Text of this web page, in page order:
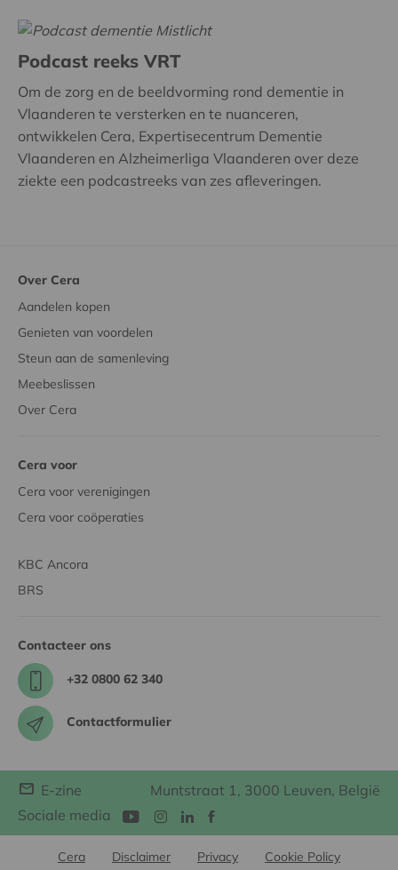
Podcast reeks VRT
Om de zorg en de beeldvorming rond dementie in
Vlaanderen te versterken en te nuanceren,
ontwikkelen Cera, Expertisecentrum Dementie
Vlaanderen en Alzheimerliga Vlaanderen over deze
ziekte een podcastreeks van zes afleveringen.
Over Cera
Aandelen kopen
Genieten van voordelen
Steun aan de samenleving
Meebeslissen
Over Cera
Cera voor
Cera voor verenigingen
Cera voor coöperaties
KBC Ancora
BRS
Contacteer ons
+32 0800 62 340
Contactformulier
E-zine
Muntstraat 1, 3000 Leuven, België
Sociale media
Cera Disclaimer Privacy Cookie Policy